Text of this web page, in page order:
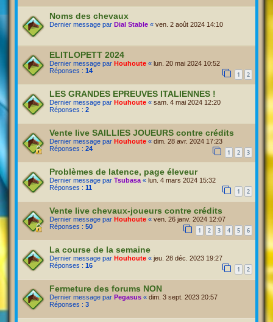
Noms des chevaux
Dernier message par Dial Stable « ven. 2 août 2024 14:10
ELITLOPETT 2024
Dernier message par Houhoute « lun. 20 mai 2024 10:52
Réponses : 14 1 2
LES GRANDES EPREUVES ITALIENNES !
Dernier message par Houhoute « sam. 4 mai 2024 12:20
Réponses : 2
Vente live SAILLIES JOUEURS contre crédits
Dernier message par Houhoute « dim. 28 avr. 2024 17:23
Réponses : 24 1 2 3
Problèmes de latence, page éleveur
Dernier message par Tsubasa « lun. 4 mars 2024 15:32
Réponses : 11 1 2
Vente live chevaux-joueurs contre crédits
Dernier message par Houhoute « ven. 26 janv. 2024 12:07
Réponses : 50 1 2 3 4 5 6
La course de la semaine
Dernier message par Houhoute « jeu. 28 déc. 2023 19:27
Réponses : 16 1 2
Fermeture des forums NON
Dernier message par Pegasus « dim. 3 sept. 2023 20:57
Réponses : 3